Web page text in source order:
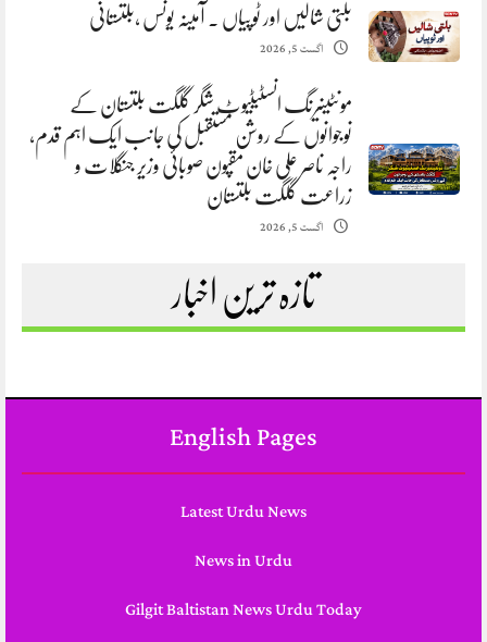
بلتی شالیں اور ٹوپیاں . آمینہ یونس ،بلتستانی
اگست 5, 2026
مونٹینیرنگ انسٹیٹیوٹ شگر گلگت بلتستان کے
نوجوانوں کے روشن مستقبل کی جانب ایک اہم قدم،
راجہ ناصر علی خان مقپون صوبائی وزیر جنگلات و
زراعت گلگت بلتستان
اگست 5, 2026
تازہ ترین اخبار
English Pages
Latest Urdu News
News in Urdu
Gilgit Baltistan News Urdu Today